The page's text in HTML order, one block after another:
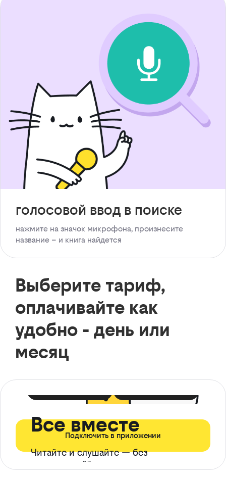
голосовой ввод в поиске
нажмите на значок микрофона, произнесите
название – и книга найдется
Выберите тариф,
оплачивайте как
удобно - день или
месяц
Все вместе
Читайте и слушайте — без
ограничений*
Подключить в приложении